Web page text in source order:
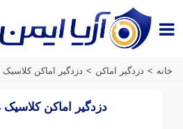
خانه > دزدگیر اماکن > دزدگیر اماکن کلاسیک
دزدگیر اماکن کلاسیک ULTRA 64